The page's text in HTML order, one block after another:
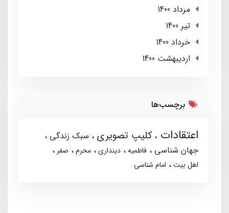
مرداد 1400
تير 1400
خرداد 1400
ارديبهشت 1400
برچسب‌ها
اعتقادات کلیپ تصویری
سبک زندگی
جهان شناسی
فاطمیه دینداری محرم
صفر
اهل بیت
امام شناسی